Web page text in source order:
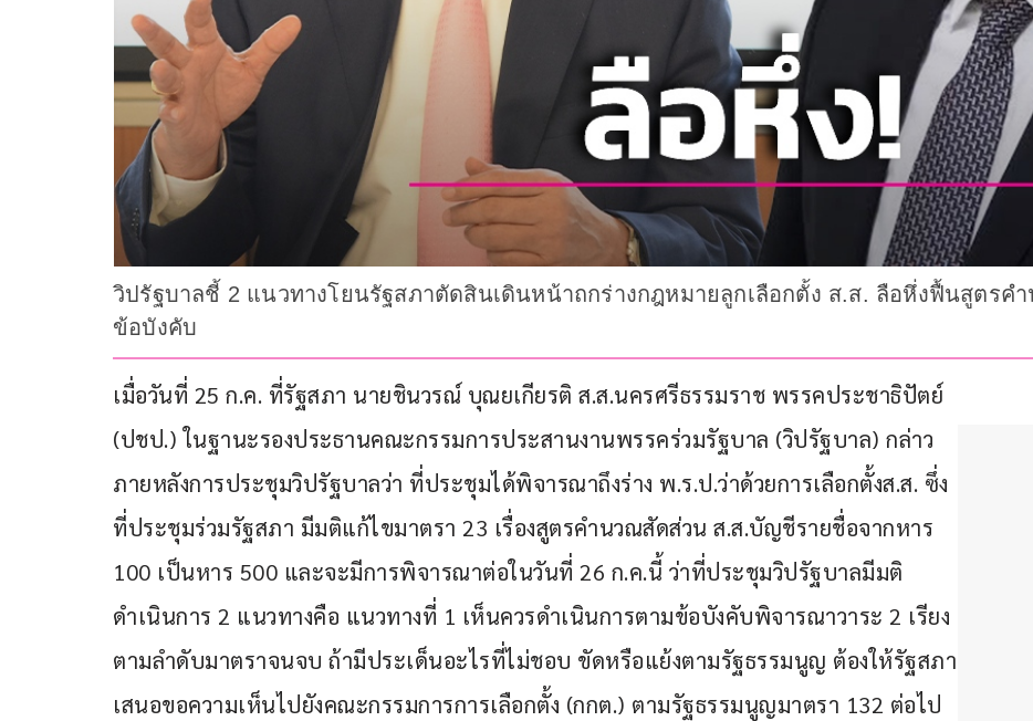
วิปรัฐบาลชี้ 2 แนวทางโยนรัฐสภาตัดสินเดินหน้าถกร่างกฎหมายลูกเลือกตั้ง ส.ส. ลือหึ่งฟื้นสูตรค
ข้อบังคับ
เมื่อวันที่ 25 ก.ค. ที่รัฐสภา นายชินวรณ์ บุณยเกียรติ ส.ส.นครศรีธรรมราช พรรคประชาธิปัตย์
(ปชป.) ในฐานะรองประธานคณะกรรมการประสานงานพรรคร่วมรัฐบาล (วิปรัฐบาล) กล่าว
ภายหลังการประชุมวิปรัฐบาลว่า ที่ประชุมได้พิจารณาถึงร่าง พ.ร.ป.ว่าด้วยการเลือกตั้งส.ส. ซึ่ง
ที่ประชุมร่วมรัฐสภา มีมติแก้ไขมาตรา 23 เรื่องสูตรคำนวณสัดส่วน ส.ส.บัญชีรายชื่อจากหาร
100 เป็นหาร 500 และจะมีการพิจารณาต่อในวันที่ 26 ก.ค.นี้ ว่าที่ประชุมวิปรัฐบาลมีมติ
ดำเนินการ 2 แนวทางคือ แนวทางที่ 1 เห็นควรดำเนินการตามข้อบังคับพิจารณาวาระ 2 เรียง
ตามลำดับมาตราจนจบ ถ้ามีประเด็นอะไรที่ไม่ชอบ ขัดหรือแย้งตามรัฐธรรมนูญ ต้องให้รัฐสภา
เสนอขอความเห็นไปยังคณะกรรมการการเลือกตั้ง (กกต.) ตามรัฐธรรมนูญมาตรา 132 ต่อไป